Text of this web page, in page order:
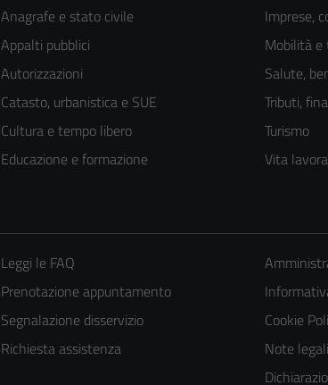
Anagrafe e stato civile
Appalti pubblici
Autorizzazioni
Catasto, urbanistica e SUE
Cultura e tempo libero
Educazione e formazione
Imprese,
Mobilità e
Salute,
Tributi,
Turismo
Vita
Leggi le FAQ
Prenotazione appuntamento
Segnalazione disservizio
Richiesta assistenza
Cookie
Note legali